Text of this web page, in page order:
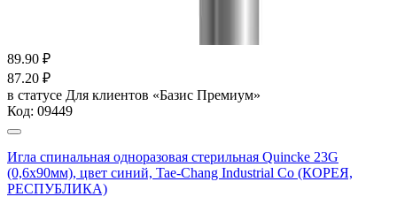
89.90 ₽
87.20 ₽
в статусе Для клиентов «Базис Премиум»
Код: 09449
Игла спинальная одноразовая стерильная Quincke 23G
(0,6х90мм), цвет синий, Tae-Chang Industrial Co (КОРЕЯ,
РЕСПУБЛИКА)